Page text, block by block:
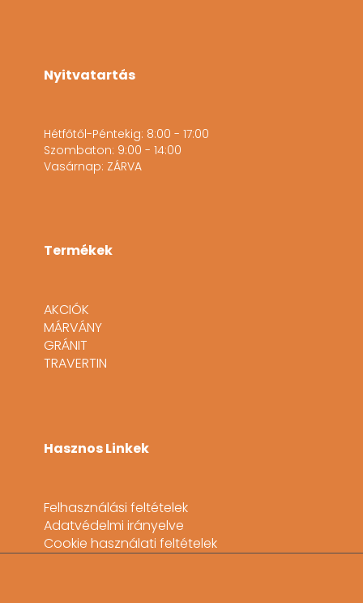
Nyitvatartás
Hétfőtől-Péntekig: 8:00 - 17:00
Szombaton: 9:00 - 14:00
Vasárnap: ZÁRVA
Termékek
AKCIÓK
MÁRVÁNY
GRÁNIT
TRAVERTIN
Hasznos Linkek
Felhasználási feltételek
Adatvédelmi irányelve
Cookie használati feltételek